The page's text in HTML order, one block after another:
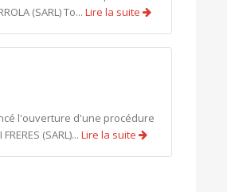
(SARL) To... Lire la suite
l'ouverture d'une procédure
(SARL)... Lire la suite